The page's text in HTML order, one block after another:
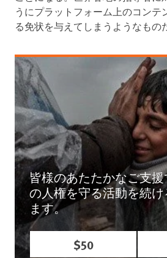
うにプラットフォーム上のコンテ
る免状を与えてしまうようなもの
皆様のあたたかなご支
の人権を守る活動を続
ます。
$50